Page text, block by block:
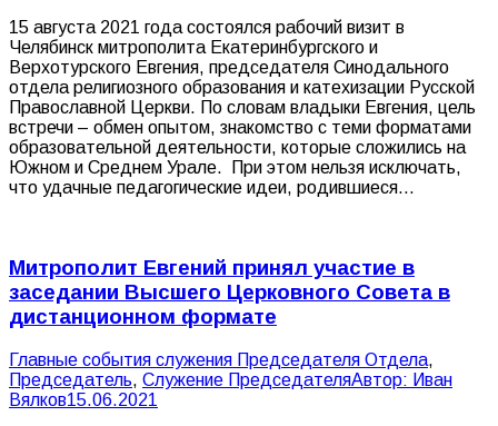
15 августа 2021 года состоялся рабочий визит в
Челябинск митрополита Екатеринбургского и
Верхотурского Евгения, председателя Синодального
отдела религиозного образования и катехизации Русской
Православной Церкви. По словам владыки Евгения, цель
встречи – обмен опытом, знакомство с теми форматами
образовательной деятельности, которые сложились на
Южном и Среднем Урале. При этом нельзя исключать,
что удачные педагогические идеи, родившиеся…
Митрополит Евгений принял участие в
заседании Высшего Церковного Совета в
дистанционном формате
Главные события служения Председателя Отдела,
Председатель, Служение ПредседателяАвтор: Иван
Вялков15.06.2021